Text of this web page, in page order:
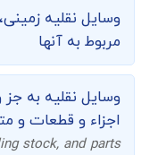
وسایل نقلیه
مربوط به آنها
وسایل نقلیه به جز
اجزاء و قطعات و
stock, and parts